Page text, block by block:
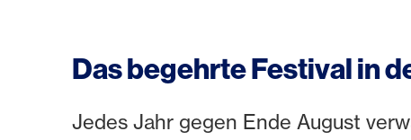
Das begehrte Festival in
Jedes Jahr gegen Ende August